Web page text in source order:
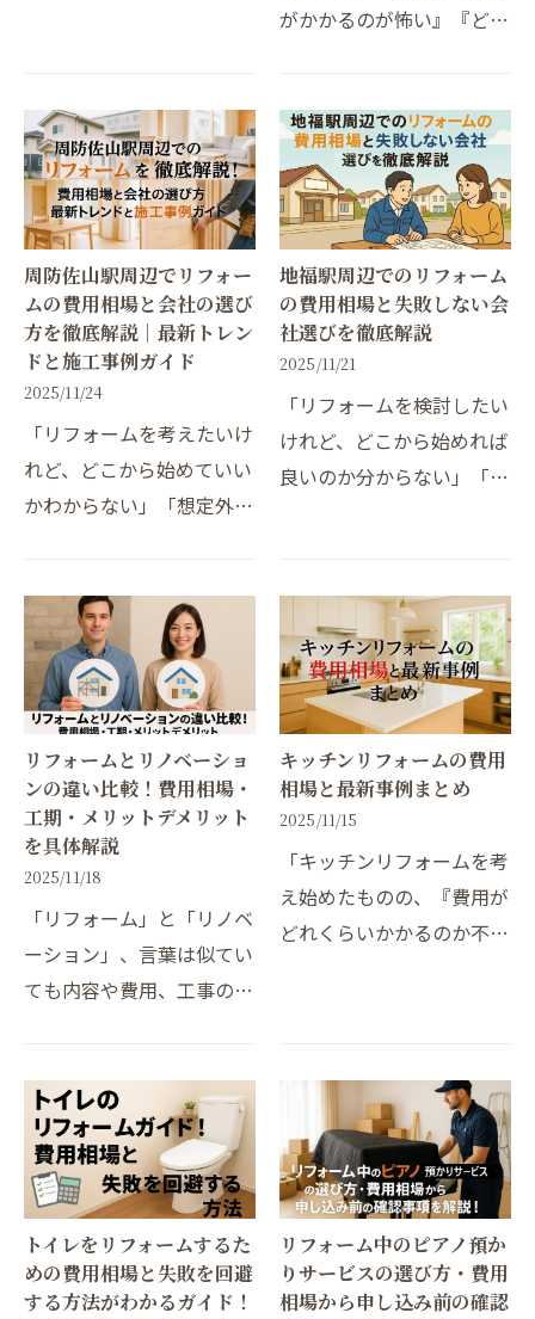
事では、具体的な費用事例
や山口・長門エリア…
がかかるのが怖い』『どん
ませんか？」山口県では近
年の住宅リフォーム市場規
模が増加し、今や多く…
周防佐山駅周辺でリフォー
ムの費用相場と会社の選び
方を徹底解説｜最新トレン
ドと施工事例ガイド
2025/11/24
「リフォームを考えたいけ
れど、どこから始めていい
かわからない」「想定外の
では近年、住宅の老朽化や
家族構成の変化に伴い、リ
フォーム需要が年々増…
地福駅周辺でのリフォーム
の費用相場と失敗しない会
社選びを徹底解説
2025/11/21
「リフォームを検討したい
けれど、どこから始めれば
良いのか分からない」「費
をお持ちではありません
か。実際、山口市では【…
リフォームとリノベーショ
ンの違い比較！費用相場・
工期・メリットデメリット
を具体解説
2025/11/18
「リフォーム」と「リノベ
ーション」、言葉は似てい
ても内容や費用、工事の規
キッチンや浴室など設備の
交換や壁紙の張り替えなど
【部分的な原状回復】…
キッチンリフォームの費用
相場と最新事例まとめ
2025/11/15
「キッチンリフォームを考
え始めたものの、『費用が
どれくらいかかるのか不
か？近年はスマート家電や
高機能収納、家事効率化
設…
トイレをリフォームするた
めの費用相場と失敗を回避
する方法がわかるガイド！
リフォーム中のピアノ預か
りサービスの選び方・費用
相場から申し込み前の確認